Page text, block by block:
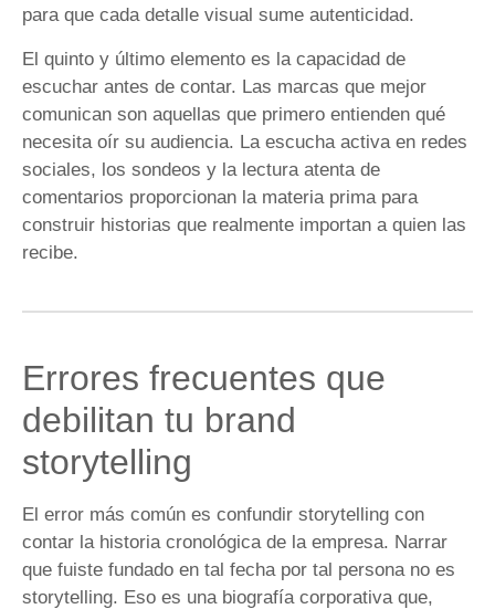
para que cada detalle visual sume autenticidad.
El quinto y último elemento es la capacidad de
escuchar antes de contar. Las marcas que mejor
comunican son aquellas que primero entienden qué
necesita oír su audiencia. La escucha activa en redes
sociales, los sondeos y la lectura atenta de
comentarios proporcionan la materia prima para
construir historias que realmente importan a quien las
recibe.
Errores frecuentes que
debilitan tu brand
storytelling
El error más común es confundir storytelling con
contar la historia cronológica de la empresa. Narrar
que fuiste fundado en tal fecha por tal persona no es
storytelling. Eso es una biografía corporativa que,